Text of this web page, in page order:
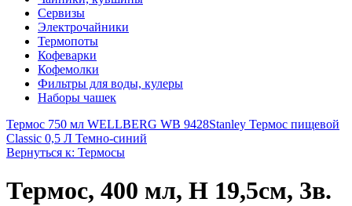
Сервизы
Электрочайники
Термопоты
Кофеварки
Кофемолки
Фильтры для воды, кулеры
Наборы чашек
Термос 750 мл WELLBERG WB 9428Stanley Термос пищевой
Classic 0,5 Л Темно-синий
Вернуться к: Термосы
Термос, 400 мл, H 19,5см, 3в.